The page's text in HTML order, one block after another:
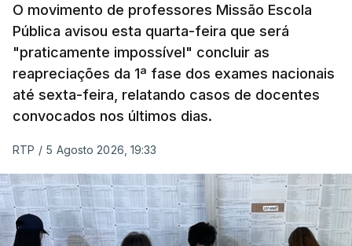
O movimento de professores Missão Escola
Pública avisou esta quarta-feira que será
"praticamente impossível" concluir as
reapreciações da 1ª fase dos exames nacionais
até sexta-feira, relatando casos de docentes
convocados nos últimos dias.
RTP / 5 Agosto 2026, 19:33